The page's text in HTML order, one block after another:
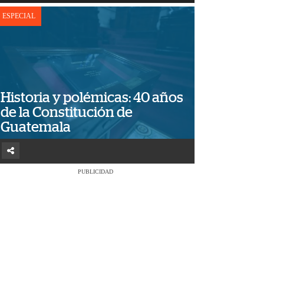
ESPECIAL
Historia y polémicas: 40 años
de la Constitución de
Guatemala
PUBLICIDAD